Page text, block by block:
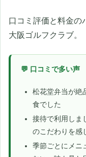
口コミ評価と料金の
大阪ゴルフクラブ。
💬 口コミで多い声
松花堂弁当が絶
食でした
接待で利用しま
のこだわりを感
季節ごとにメニ